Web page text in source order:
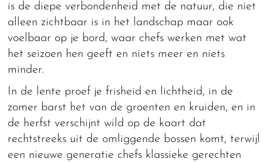
is de diepe verbondenheid met de natuur, die niet
alleen zichtbaar is in het landschap maar ook
voelbaar op je bord, waar chefs werken met wat
het seizoen hen geeft en niets meer en niets
minder.
In de lente proef je frisheid en lichtheid, in de
zomer barst het van de groenten en kruiden, en in
de herfst verschijnt wild op de kaart dat
rechtstreeks uit de omliggende bossen komt, terwijl
een nieuwe generatie chefs klassieke gerechten